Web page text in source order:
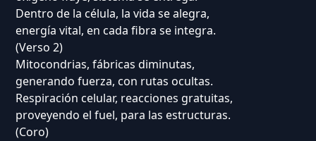
Dentro de la célula, la vida se alegra,
energía vital, en cada fibra se integra.
(Verso 2)
Mitocondrias, fábricas diminutas,
generando fuerza, con rutas ocultas.
Respiración celular, reacciones gratuitas,
proveyendo el fuel, para las estructuras.
(Coro)